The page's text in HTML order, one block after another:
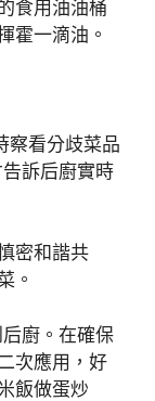
食用油油桶
霍一滴油。
察看分歧菜品
訴后廚實時
密和諧共
。
廚。在確保
次應用，好
飯做蛋炒